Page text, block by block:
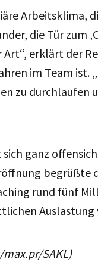
Arbeitsklima,
die Tür zum
erklärt der
im Team ist.
zu durchlaufen
ganz
begrüßte
rund fünf
SAKL)